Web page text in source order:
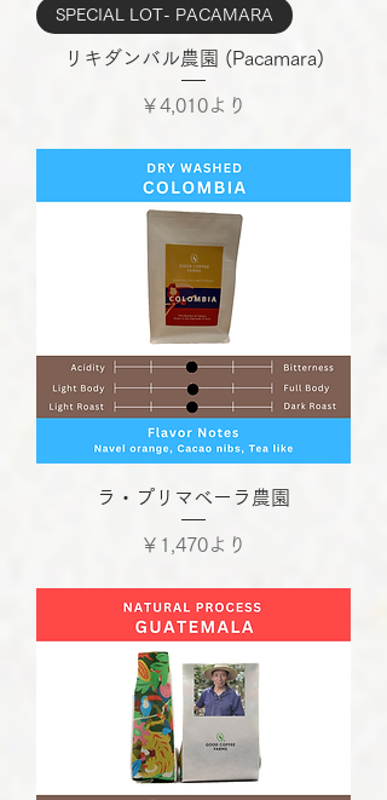
SPECIAL LOT- PACAMARA
リキダンバル農園 (Pacamara)
￥4,010より
セール価格
ラ・プリマベーラ農園
￥1,470より
セール価格